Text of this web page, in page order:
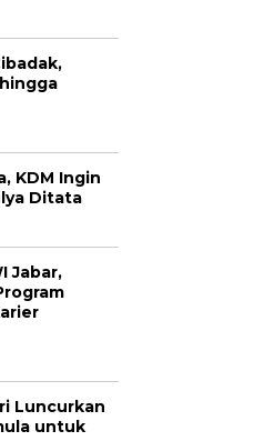
KDM Ingin
Ditata
Jabar,
Luncurkan
untuk